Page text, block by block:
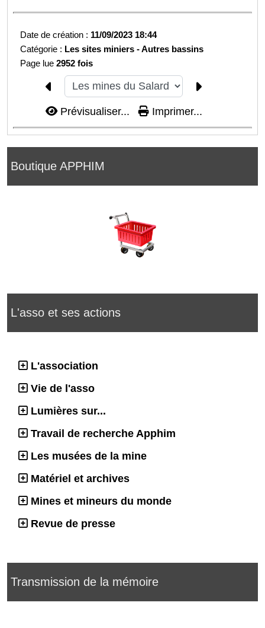
Boutique APPHIM
L'asso et ses actions
L'association
Vie de l'asso
Lumières sur...
Travail de recherche Apphim
Les musées de la mine
Matériel et archives
Mines et mineurs du monde
Revue de presse
Transmission de la mémoire
Date de création : 11/09/2023 18:44
Catégorie : Les sites miniers -Autres bassins
Page lue2952 fois
Prévisualiser... Imprimer...